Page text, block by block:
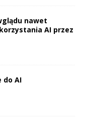
nawet
AI przez
do AI